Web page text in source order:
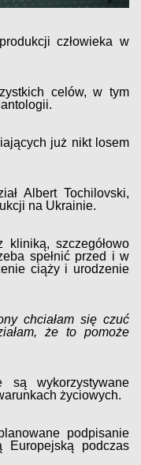
człowieka w
celów, w tym
już nikt losem
Albert Tochilovski,
na Ukrainie.
szczegółowo
spełnić przed i w
ciąży i urodzenie
chciałam się czuć
że to pomoże
wykorzystywane
życiowych.
podpisanie
Europejską podczas